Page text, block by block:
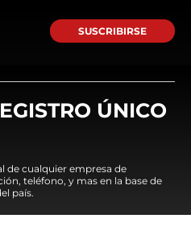
SUSCRIBIRSE
ÚNICO
de cualquier empresa de
teléfono, y mas en la base de
país.